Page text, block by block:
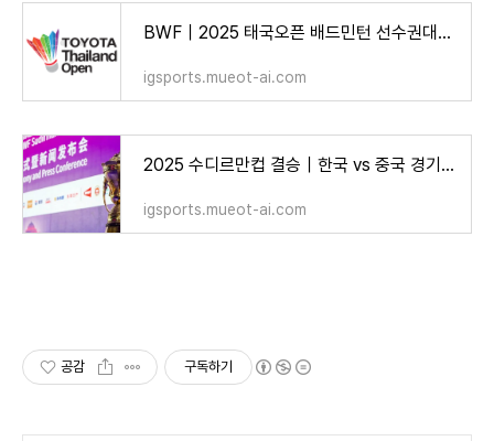
BWF｜2025 태국오픈 배드민턴 선수권대회 – 일정, 참가선수, 상금, 중계 정보 총정리!
igsports.mueot-ai.com
2025 수디르만컵 결승｜한국 vs 중국 경기 결과 – 안세영 5연승에도 2연속 준우승
igsports.mueot-ai.com
공감 구독하기